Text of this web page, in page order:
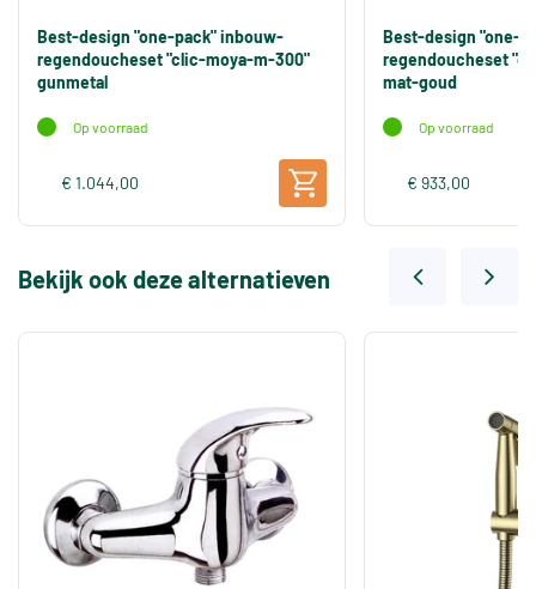
Best-design "one-pack" inbouw-
regendoucheset "clic-moya-m-300"
gunmetal
Op voorraad
€ 1.044,00
Best-design "one-
regendoucheset
mat-goud
Op voorraad
€ 933,00
Bekijk ook deze alternatieven